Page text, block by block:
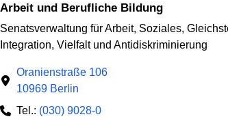
Arbeit und Berufliche Bildung
Senatsverwaltung für Arbeit, Soziales,
Integration, Vielfalt und Antidiskriminierung
Oranienstraße 106
10969 Berlin
Tel.: (030) 9028-0